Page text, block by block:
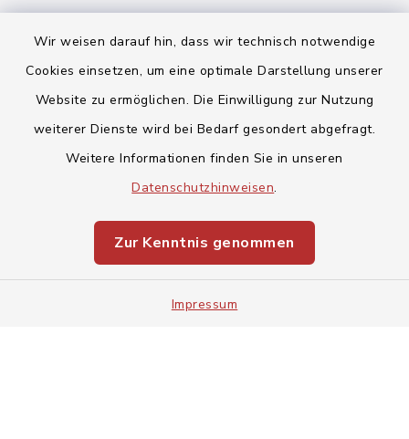
Wir weisen darauf hin, dass wir technisch notwendige
Cookies einsetzen, um eine optimale Darstellung unserer
Website zu ermöglichen. Die Einwilligung zur Nutzung
weiterer Dienste wird bei Bedarf gesondert abgefragt.
Weitere Informationen finden Sie in unseren
Datenschutzhinweisen.
Zur Kenntnis genommen
Impressum
Barrierefreiheit
Impressum
Sitemap